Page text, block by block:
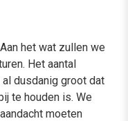
het wat zullen we
Het aantal
dusdanig groot dat
te houden is. We
moeten